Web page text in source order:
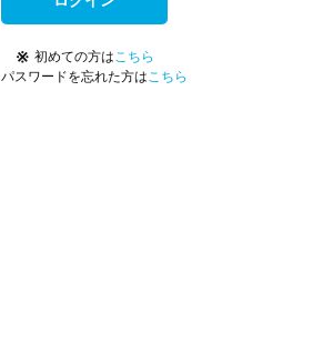
※ 初めての方は こちら
パスワードを忘れた方は こちら